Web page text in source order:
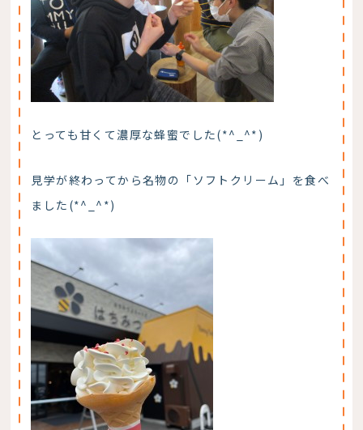
とっても甘くて濃厚な蜂蜜でした(*^_^*)
見学が終わってから名物の「ソフトクリーム」を食べ
ました(*^_^*)